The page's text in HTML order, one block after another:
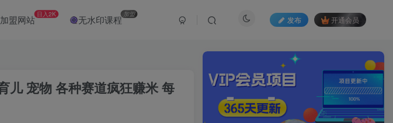
加盟网站 日入2K 无水印课程 加盟
发布 开通会员
儿 宠物 各种赛道疯狂赚米 每